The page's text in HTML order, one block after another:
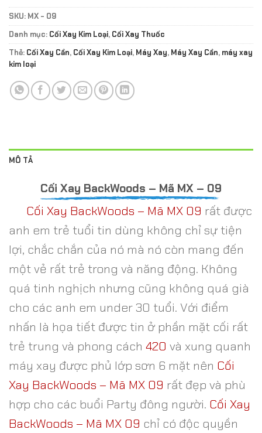
SKU: MX - 09
Danh mục: Cối Xay Kim Loại, Cối Xay Thuốc
Thẻ: Cối Xay Cần, Cối Xay Kim Loại, Máy Xay, Máy Xay Cần, máy xay
kim loại
MÔ TẢ
Cối Xay BackWoods – Mã MX – 09
Cối Xay BackWoods – Mã MX 09 rất được
anh em trẻ tuổi tin dùng không chỉ sự tiện
lợi, chắc chắn của nó mà nó còn mang đến
một vẻ rất trẻ trong và năng động. Không
quá tinh nghịch nhưng cũng không quá già
cho các anh em under 30 tuổi. Với điểm
nhấn là họa tiết được tin ở phần mặt cối rất
trẻ trung và phong cách 420 và xung quanh
máy xay được phủ lớp sơn 6 mặt nên Cối
Xay BackWoods – Mã MX 09 rất đẹp và phù
hợp cho các buổi Party đông người. Cối Xay
BackWoods – Mã MX 09 chỉ có độc quyền